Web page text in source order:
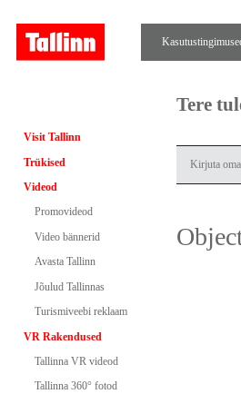
Visit Tallinn
Trükised
Videod
Promovideod
Video bännerid
Avasta Tallinn
Jõulud Tallinnas
Turismiveebi reklaam
VR Rakendused
Tallinna VR videod
Tallinna 360° fotod
Tere